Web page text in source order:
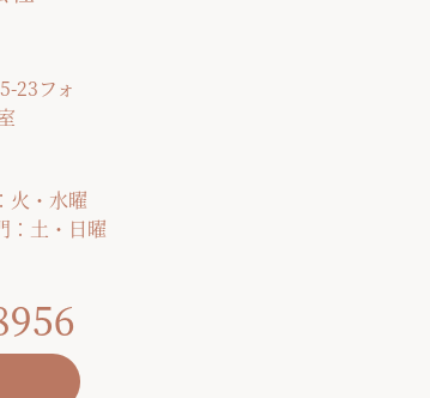
23フォ
火・水曜
土・日曜